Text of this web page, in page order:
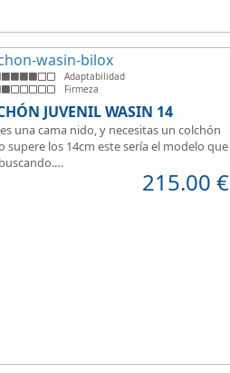
Adaptabilidad
Firmeza
JUVENIL WASIN 14
una cama nido, y necesitas un colchón
supere los 14cm este sería el modelo que
altura de 14cm encaja
en habitaciones infantiles.215.00 €